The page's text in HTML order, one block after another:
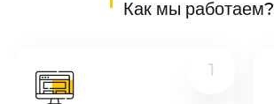
₽
В течении 10
Как мы работаем?
1